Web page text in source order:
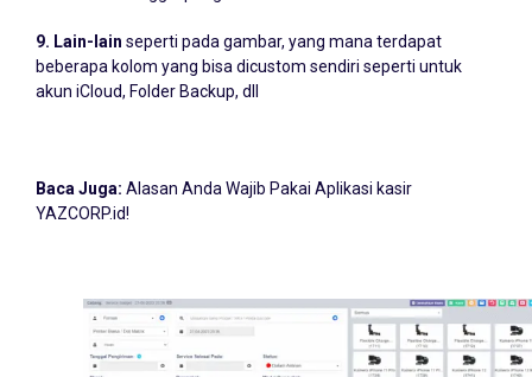
beberapa kolom yang bisa dicustom sendiri seperti untuk
akun iCloud, Folder Backup, dll
YAZCORP.id!